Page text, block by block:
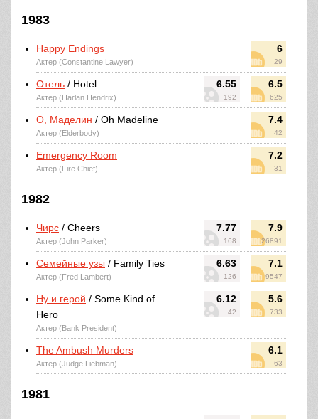
1983
6
29
Happy Endings
Актер (Constantine Lawyer)
6.55
192
6.5
625
Отель / Hotel
Актер (Harlan Hendrix)
7.4
42
О, Маделин / Oh Madeline
Актер (Elderbody)
7.2
31
Emergency Room
Актер (Fire Chief)
1982
7.77
168
7.9
26891
Чирс / Cheers
Актер (John Parker)
6.63
126
7.1
9547
Семейные узы / Family Ties
Актер (Fred Lambert)
6.12
42
5.6
733
Ну и герой / Some Kind of
Hero
Актер (Bank President)
6.1
63
The Ambush Murders
Актер (Judge Liebman)
1981